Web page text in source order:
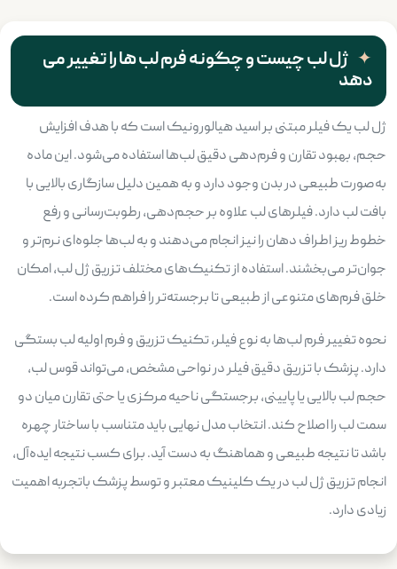
ژل لب چیست و چگونه فرم لب ها را تغییر می
دهد
ژل لب یک فیلر مبتنی بر اسید هیالورونیک است که با هدف افزایش
حجم، بهبود تقارن و فرم‌دهی دقیق لب‌ها استفاده می‌شود. این ماده
به‌صورت طبیعی در بدن وجود دارد و به همین دلیل سازگاری بالایی با
بافت لب دارد. فیلرهای لب علاوه بر حجم‌دهی، رطوبت‌رسانی و رفع
خطوط ریز اطراف دهان را نیز انجام می‌دهند و به لب‌ها جلوه‌ای نرم‌تر و
جوان‌تر می‌بخشند. استفاده از تکنیک‌های مختلف تزریق ژل لب، امکان
خلق فرم‌های متنوعی از طبیعی تا برجسته‌تر را فراهم کرده است.
نحوه تغییر فرم لب‌ها به نوع فیلر، تکنیک تزریق و فرم اولیه لب بستگی
دارد. پزشک با تزریق دقیق فیلر در نواحی مشخص، می‌تواند قوس لب،
حجم لب بالایی یا پایینی، برجستگی ناحیه مرکزی یا حتی تقارن میان دو
سمت لب را اصلاح کند. انتخاب مدل نهایی باید متناسب با ساختار چهره
باشد تا نتیجه طبیعی و هماهنگ به دست آید. برای کسب نتیجه ایده‌آل،
انجام تزریق ژل لب در یک کلینیک معتبر و توسط پزشک باتجربه اهمیت
زیادی دارد.